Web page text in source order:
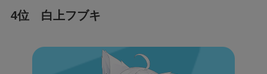
4位 白上フブキ